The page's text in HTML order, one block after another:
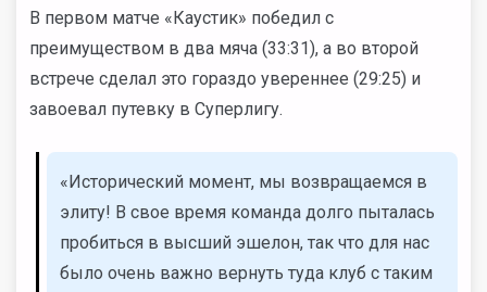
В первом матче «Каустик» победил с
преимуществом в два мяча (33:31), а во второй
встрече сделал это гораздо увереннее (29:25) и
завоевал путевку в Суперлигу.
«Исторический момент, мы возвращаемся в
элиту! В свое время команда долго пыталась
пробиться в высший эшелон, так что для нас
было очень важно вернуть туда клуб с таким